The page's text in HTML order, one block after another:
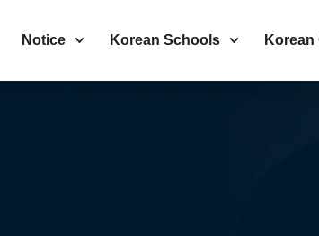
Notice Korean Schools Korean